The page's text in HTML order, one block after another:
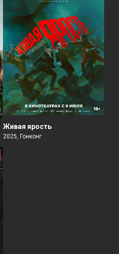
Живая ярость
2025, Гонконг